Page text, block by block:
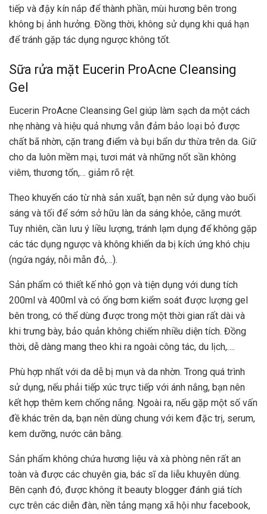
tiếp và đậy kín nắp để thành phần, mùi hương bên trong
không bị ảnh hưởng. Đồng thời, không sử dụng khi quá hạn
để tránh gặp tác dụng ngược không tốt.
Sữa rửa mặt Eucerin ProAcne Cleansing
Gel
Eucerin ProAcne Cleansing Gel giúp làm sạch da một cách
nhẹ nhàng và hiệu quả nhưng vẫn đảm bảo loại bỏ được
chất bã nhờn, cặn trang điểm và bụi bẩn dư thừa trên da. Giữ
cho da luôn mềm mại, tươi mát và những nốt sần không
viêm, thương tổn,… giảm rõ rệt.
Theo khuyến cáo từ nhà sản xuất, bạn nên sử dụng vào buổi
sáng và tối để sớm sở hữu làn da sáng khỏe, căng mướt.
Tuy nhiên, cần lưu ý liều lượng, tránh lạm dụng để không gặp
các tác dụng ngược và không khiến da bị kích ứng khó chịu
(ngứa ngáy, nỗi mẫn đỏ,…).
Sản phẩm có thiết kế nhỏ gọn và tiện dụng với dung tích
200ml và 400ml và có ống bơm kiểm soát được lượng gel
bên trong, có thể dùng được trong một thời gian rất dài và
khi trưng bày, bảo quản không chiếm nhiều diện tích. Đồng
thời, dễ dàng mang theo khi ra ngoài công tác, du lịch,….
Phù hợp nhất với da dễ bị mụn và da nhờn. Trong quá trình
sử dụng, nếu phải tiếp xúc trực tiếp với ánh nắng, bạn nên
kết hợp thêm kem chống nắng. Ngoài ra, nếu gặp một số vấn
đề khác trên da, bạn nên dùng chung với kem đặc trị, serum,
kem dưỡng, nước cân bằng.
Sản phẩm không chứa hương liệu và xà phòng nên rất an
toàn và được các chuyên gia, bác sĩ da liễu khuyên dùng.
Bên cạnh đó, được không ít beauty blogger đánh giá tích
cực trên các diễn đàn, nền tảng mạng xã hội như facebook,